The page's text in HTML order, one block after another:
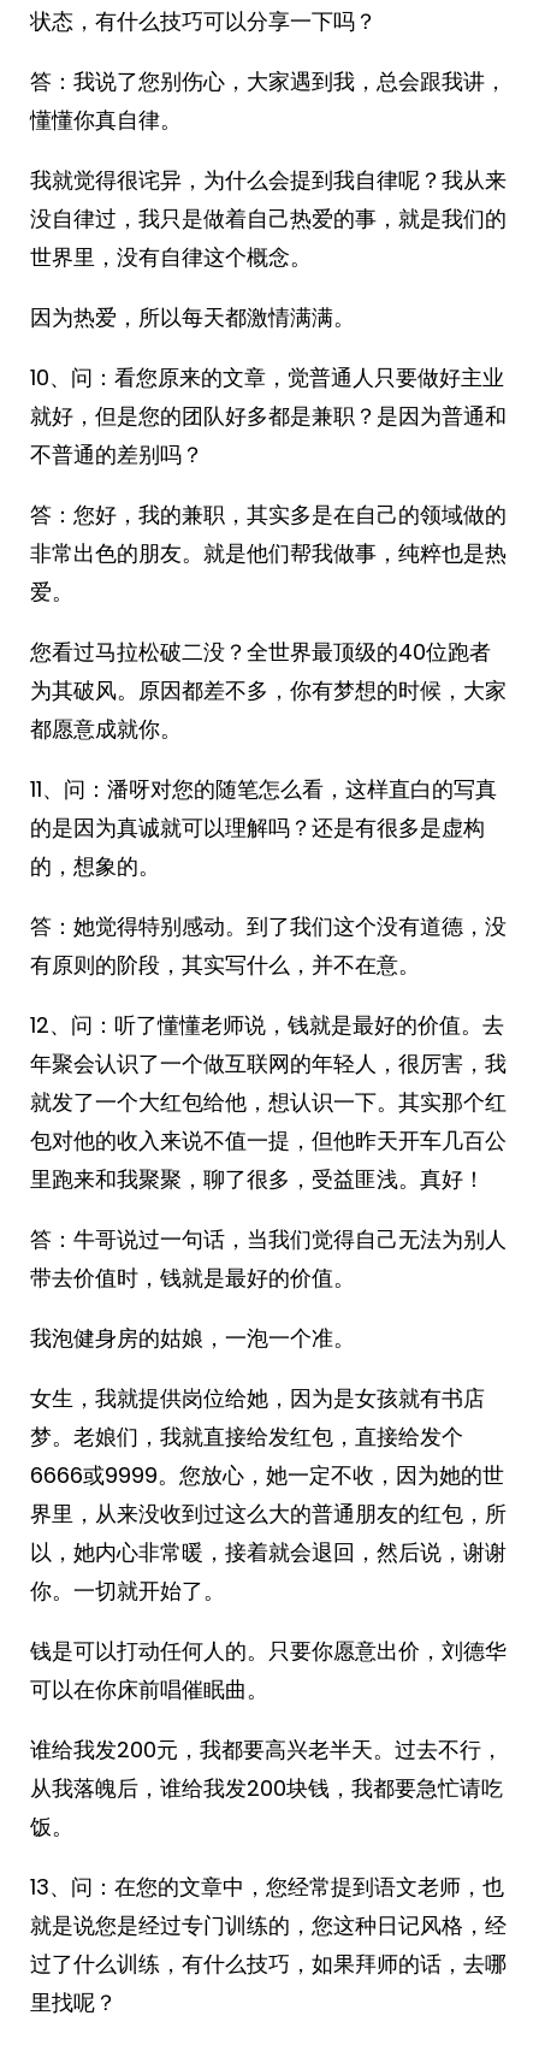
状态，有什么技巧可以分享一下吗？
答：我说了您别伤心，大家遇到我，总会跟我讲，
懂懂你真自律。
我就觉得很诧异，为什么会提到我自律呢？我从来
没自律过，我只是做着自己热爱的事，就是我们的
世界里，没有自律这个概念。
因为热爱，所以每天都激情满满。
10、问：看您原来的文章，觉普通人只要做好主业
就好，但是您的团队好多都是兼职？是因为普通和
不普通的差别吗？
答：您好，我的兼职，其实多是在自己的领域做的
非常出色的朋友。就是他们帮我做事，纯粹也是热
爱。
您看过马拉松破二没？全世界最顶级的40位跑者
为其破风。原因都差不多，你有梦想的时候，大家
都愿意成就你。
11、问：潘呀对您的随笔怎么看，这样直白的写真
的是因为真诚就可以理解吗？还是有很多是虚构
的，想象的。
答：她觉得特别感动。到了我们这个没有道德，没
有原则的阶段，其实写什么，并不在意。
12、问：听了懂懂老师说，钱就是最好的价值。去
年聚会认识了一个做互联网的年轻人，很厉害，我
就发了一个大红包给他，想认识一下。其实那个红
包对他的收入来说不值一提，但他昨天开车几百公
里跑来和我聚聚，聊了很多，受益匪浅。真好！
答：牛哥说过一句话，当我们觉得自己无法为别人
带去价值时，钱就是最好的价值。
我泡健身房的姑娘，一泡一个准。
女生，我就提供岗位给她，因为是女孩就有书店
梦。老娘们，我就直接给发红包，直接给发个
6666或9999。您放心，她一定不收，因为她的世
界里，从来没收到过这么大的普通朋友的红包，所
以，她内心非常暖，接着就会退回，然后说，谢谢
你。一切就开始了。
钱是可以打动任何人的。只要你愿意出价，刘德华
可以在你床前唱催眠曲。
谁给我发200元，我都要高兴老半天。过去不行，
从我落魄后，谁给我发200块钱，我都要急忙请吃
饭。
13、问：在您的文章中，您经常提到语文老师，也
就是说您是经过专门训练的，您这种日记风格，经
过了什么训练，有什么技巧，如果拜师的话，去哪
里找呢？